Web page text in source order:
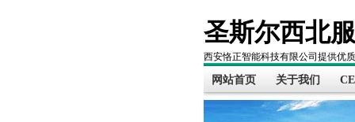
圣斯尔西北
西安恪正智能科技有限公司提供优
网站首页 关于我们